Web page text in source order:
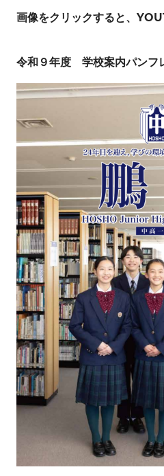
画像をクリックすると、
令和９年度 学校案内パンフ